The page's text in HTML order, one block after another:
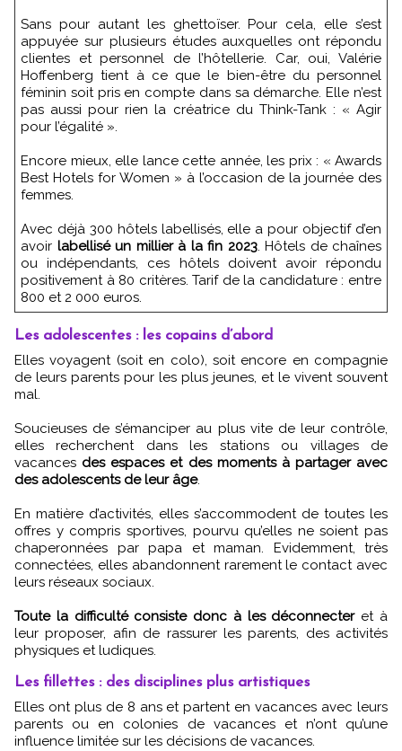
Sans pour autant les ghettoïser. Pour cela, elle s’est
appuyée sur plusieurs études auxquelles ont répondu
clientes et personnel de l’hôtellerie. Car, oui, Valérie
Hoffenberg tient à ce que le bien-être du personnel
féminin soit pris en compte dans sa démarche. Elle n’est
pas aussi pour rien la créatrice du Think-Tank : « Agir
pour l’égalité ».
Encore mieux, elle lance cette année, les prix : « Awards
Best Hotels for Women » à l’occasion de la journée des
femmes.
Avec déjà 300 hôtels labellisés, elle a pour objectif d’en
avoir labellisé un millier à la fin 2023. Hôtels de chaînes
ou indépendants, ces hôtels doivent avoir répondu
positivement à 80 critères. Tarif de la candidature : entre
800 et 2 000 euros.
Les adolescentes : les copains d’abord
Elles voyagent (soit en colo), soit encore en compagnie
de leurs parents pour les plus jeunes, et le vivent souvent
mal.
Soucieuses de s’émanciper au plus vite de leur contrôle,
elles recherchent dans les stations ou villages de
vacances des espaces et des moments à partager avec
des adolescents de leur âge.
En matière d’activités, elles s’accommodent de toutes les
offres y compris sportives, pourvu qu’elles ne soient pas
chaperonnées par papa et maman. Evidemment, très
connectées, elles abandonnent rarement le contact avec
leurs réseaux sociaux.
Toute la difficulté consiste donc à les déconnecteret à
leur proposer, afin de rassurer les parents, des activités
physiques et ludiques.
Les fillettes : des disciplines plus artistiques
Elles ont plus de 8 ans et partent en vacances avec leurs
parents ou en colonies de vacances et n’ont qu’une
influence limitée sur les décisions de vacances.